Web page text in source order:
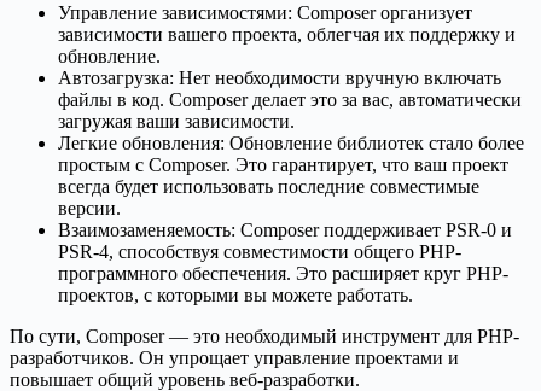
Управление зависимостями: Composer организует
зависимости вашего проекта, облегчая их поддержку и
обновление.
Автозагрузка: Нет необходимости вручную включать
файлы в код. Composer делает это за вас, автоматически
загружая ваши зависимости.
Легкие обновления: Обновление библиотек стало более
простым с Composer. Это гарантирует, что ваш проект
всегда будет использовать последние совместимые
версии.
Взаимозаменяемость: Composer поддерживает PSR-0 и
PSR-4, способствуя совместимости общего PHP-
программного обеспечения. Это расширяет круг PHP-
проектов, с которыми вы можете работать.
По сути, Composer — это необходимый инструмент для PHP-
разработчиков. Он упрощает управление проектами и
повышает общий уровень веб-разработки.